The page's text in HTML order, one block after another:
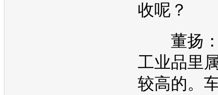
收呢？
董扬：
工业品里
较高的。